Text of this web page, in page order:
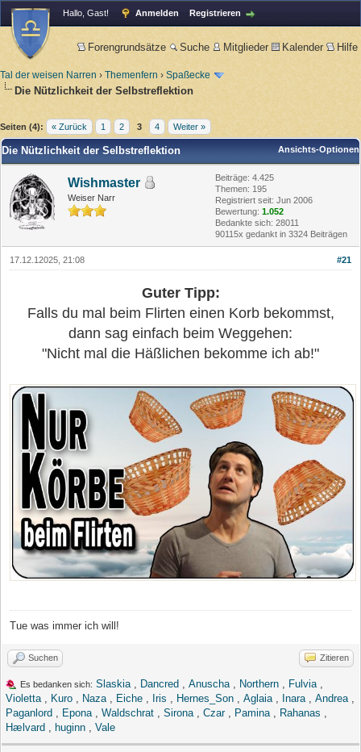
Hallo, Gast! Anmelden Registrieren
Forengrundsätze Suche Mitglieder Kalender Hilfe
Tal der weisen Narren › Themenfern › Spaßecke
Die Nützlichkeit der Selbstreflektion
Seiten (4): « Zurück 1 2 3 4 Weiter »
Ansichts-Optionen
Die Nützlichkeit der Selbstreflektion
Wishmaster
Weiser Narr
Beiträge: 4.425
Themen: 195
Registriert seit: Jun 2006
Bewertung: 1.052
Bedankte sich: 28011
90115x gedankt in 3324 Beiträgen
#21
17.12.12025, 21:08
Guter Tipp:
Falls du mal beim Flirten einen Korb bekommst,
dann sag einfach beim Weggehen:
"Nicht mal die Häßlichen bekomme ich ab!"
Tue was immer ich will!
Suchen Zitieren
Es bedanken sich: Slaskia, Dancred , Anuscha, Northern , Fulvia,
Violetta, Kuro , Naza, Eiche , Iris , Hernes_Son , Aglaia, Inara, Andrea,
Paganlord , Epona, Waldschrat , Sirona, Czar, Pamina, Rahanas ,
Hælvard , huginn , Vale